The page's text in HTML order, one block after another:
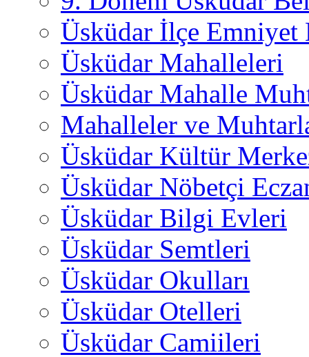
Üsküdar İlçe
Üsküdar Mahalleleri
Üsküdar Mahalle
Mahalleler ve
Üsküdar Kültür
Üsküdar Nöbetçi
Üsküdar Bilgi Evleri
Üsküdar Semtleri
Üsküdar Okulları
Üsküdar Otelleri
Üsküdar Camiileri